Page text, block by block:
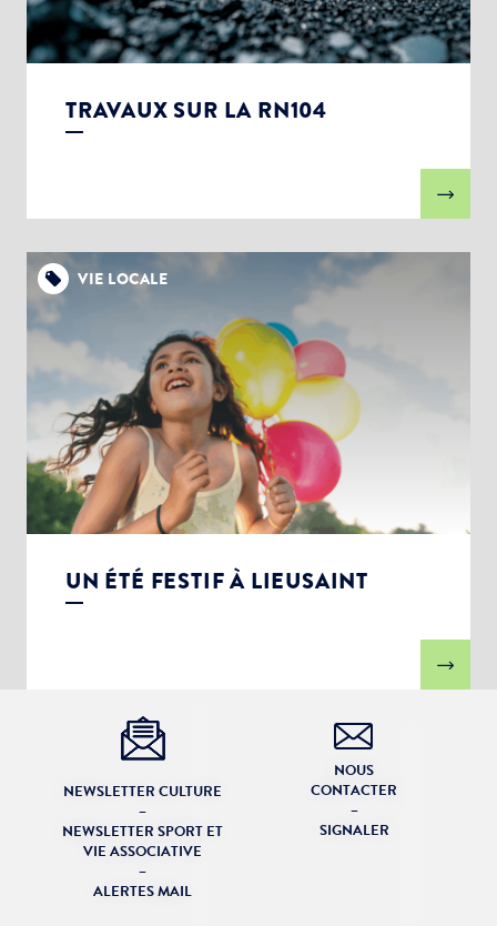
TRAVAUX SUR LA RN104
VIE LOCALE
UN ÉTÉ FESTIF À LIEUSAINT
NEWSLETTER CULTURE
–
NEWSLETTER SPORT ET
VIE ASSOCIATIVE
–
ALERTES MAIL
NOUS
CONTACTER
–
SIGNALER